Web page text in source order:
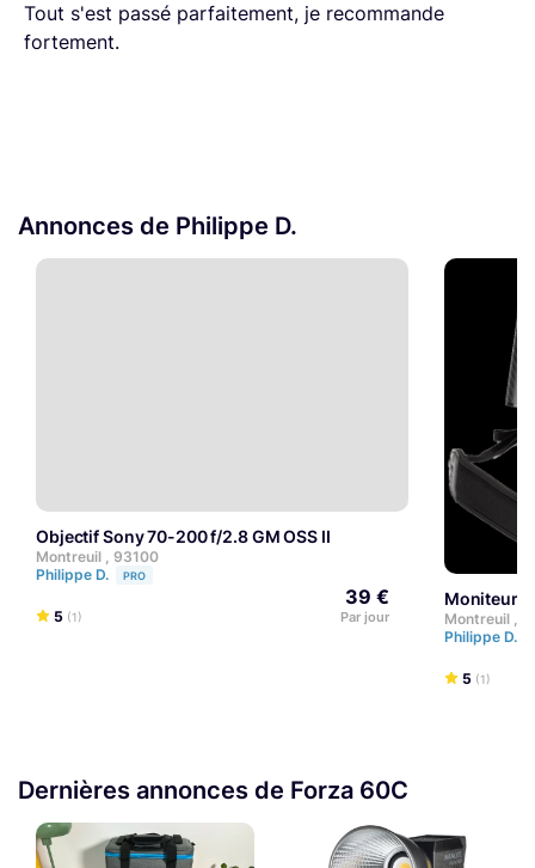
Tout s'est passé parfaitement, je recommande
fortement.
Annonces de Philippe D.
Objectif Sony 70-200 f/2.8 GM OSS II
Montreuil , 93100
Philippe D.
PRO
5 (1)
39 €
Par jour
Moniteur
Montreuil ,
Philippe D.
5 (1)
Dernières annonces de Forza 60C